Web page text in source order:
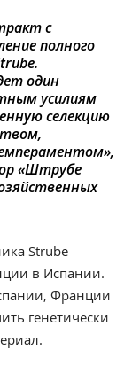
с
полного
один
усилиям
селекцию
«Штрубе
Strube
в Испании.
Франции
генетически